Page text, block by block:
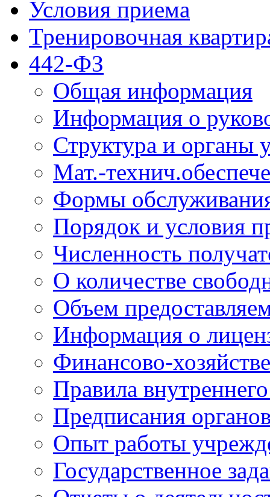
Условия приема
Тренировочная
442-ФЗ
Общая информация
Информация о
Структура и органы
Мат.-
Формы
Порядок и условия
Численность
О количестве
Объем
Информация о
Финансово-
Правила
Предписания
Опыт работы
Государственное